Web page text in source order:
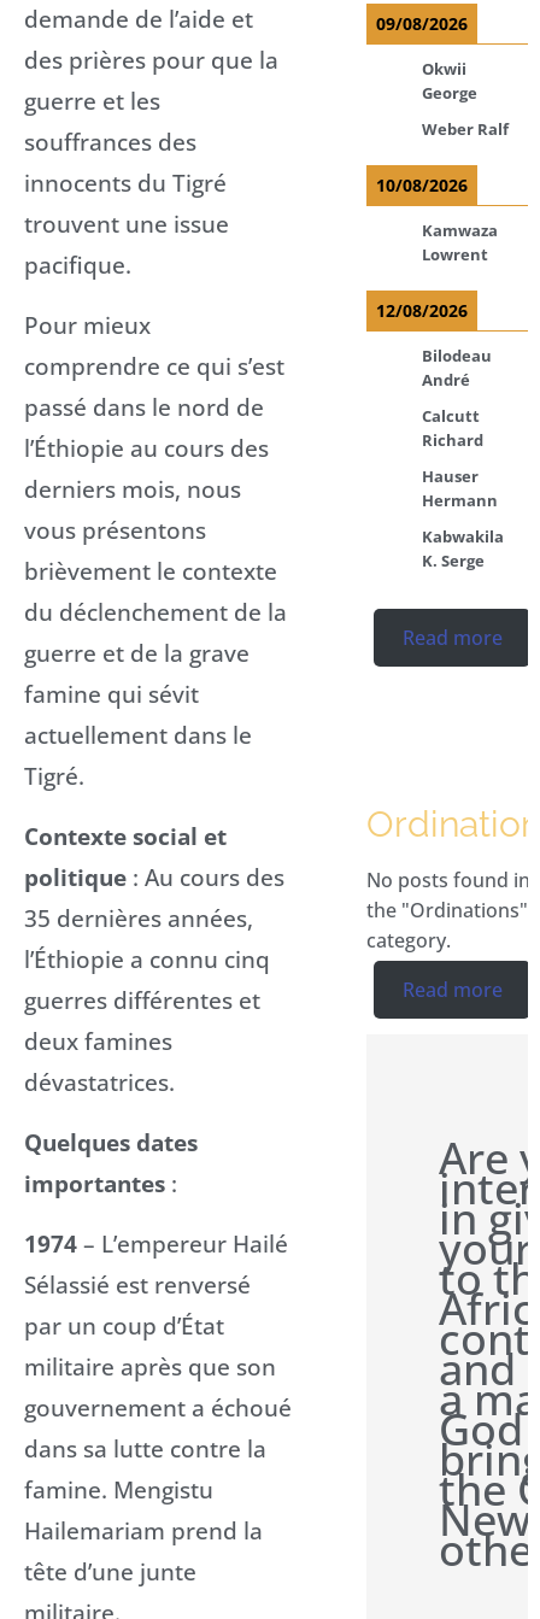
demande de l’aide et
des prières pour que la
guerre et les
souffrances des
innocents du Tigré
trouvent une issue
pacifique.
Pour mieux
comprendre ce qui s’est
passé dans le nord de
l’Éthiopie au cours des
derniers mois, nous
vous présentons
brièvement le contexte
du déclenchement de la
guerre et de la grave
famine qui sévit
actuellement dans le
Tigré.
Contexte social et
politique : Au cours des
35 dernières années,
l’Éthiopie a connu cinq
guerres différentes et
deux famines
dévastatrices.
Quelques dates
importantes :
1974– L’empereur Hailé
Sélassié est renversé
par un coup d’État
militaire après que son
gouvernement a échoué
dans sa lutte contre la
famine. Mengistu
Hailemariam prend la
tête d’une junte
militaire.
09/08/2026
Okwii
George
Weber Ralf
10/08/2026
Kamwaza
Lowrent
12/08/2026
Bilodeau
André
Calcutt
Richard
Hauser
Hermann
Kabwakila
K. Serge
Read more
No posts found in
the "Ordinations"
category.
Read more
Are
in
to
and
a
God
the